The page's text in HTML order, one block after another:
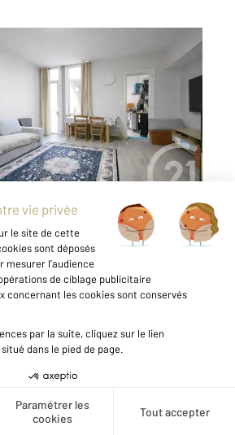
Créer une alerte
T2 à vendre
€
premier achat ou d'un
locatif ? Prenez vite rendez-
Agence Century 21 GNT
visiter cet appartement de
privative en coeur de ville.
à proximité ...